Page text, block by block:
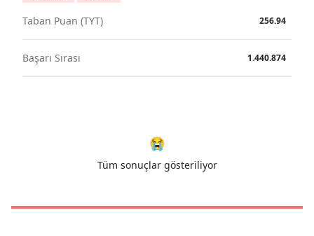
Taban Puan (TYT)
256.94
Başarı Sırası 1.440.874
😭
Tüm sonuçlar gösteriliyor